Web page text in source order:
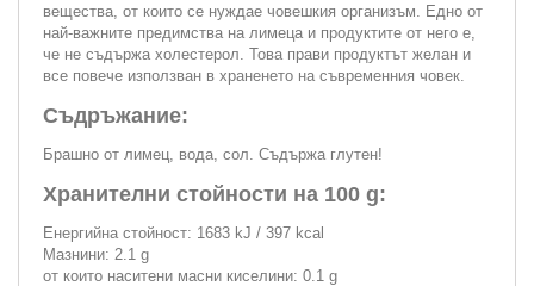
вещества, от които се нуждае човешкия организъм. Едно от
най-важните предимства на лимеца и продуктите от него е,
че не съдържа холестерол. Това прави продуктът желан и
все повече използван в храненето на съвременния човек.
Съдръжание:
Брашно от лимец, вода, сол. Съдържа глутен!
Хранителни стойности на 100 g:
Енергийна стойност: 1683 kJ / 397 kcal
Мазнини: 2.1 g
от които наситени масни киселини: 0.1 g